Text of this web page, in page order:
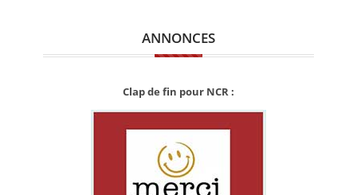
ANNONCES
Clap de fin pour NCR :